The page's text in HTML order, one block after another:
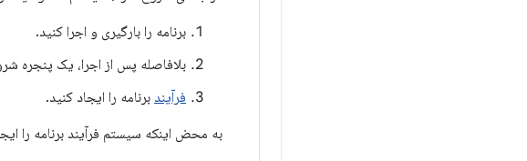
برنامه را بارگیری و اجرا کنید.
بلافاصله پس از اجرا، یک پنجره
فرآیند برنامه را ایجاد کنید.
به محض اینکه سیستم فرآیند برنامه را